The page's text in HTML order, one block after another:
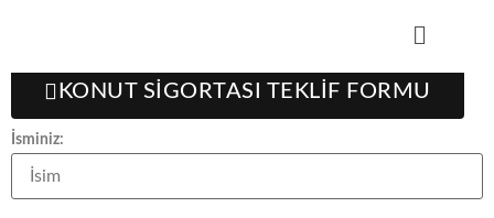
KONUT SİGORTASI TEKLİF FORMU
İsminiz: